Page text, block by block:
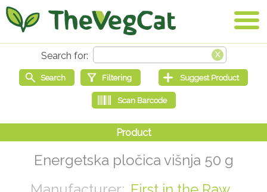
Energetska pločica višnja 50 g